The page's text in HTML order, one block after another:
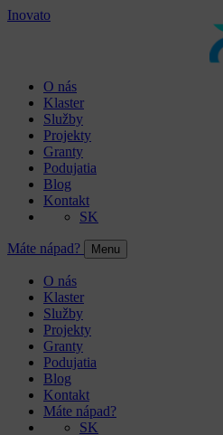
Inovato
O nás
Klaster
Služby
Projekty
Granty
Podujatia
Blog
Kontakt
SK
Máte nápad? Menu
O nás
Klaster
Služby
Projekty
Granty
Podujatia
Blog
Kontakt
Máte nápad?
SK